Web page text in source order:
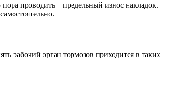
проводить – предельный износ накладок.
рабочий орган тормозов приходится в таких